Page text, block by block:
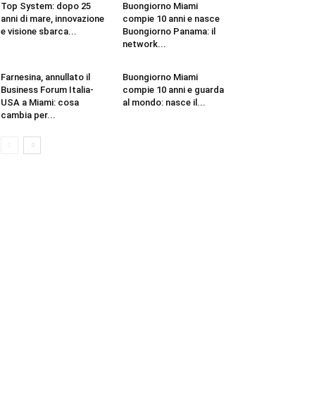
Top System: dopo 25
anni di mare, innovazione
e visione sbarca...
Buongiorno Miami
compie 10 anni e nasce
Buongiorno Panama: il
network...
Farnesina, annullato il
Business Forum Italia-
USA a Miami: cosa
cambia per...
Buongiorno Miami
compie 10 anni e guarda
al mondo: nasce il...